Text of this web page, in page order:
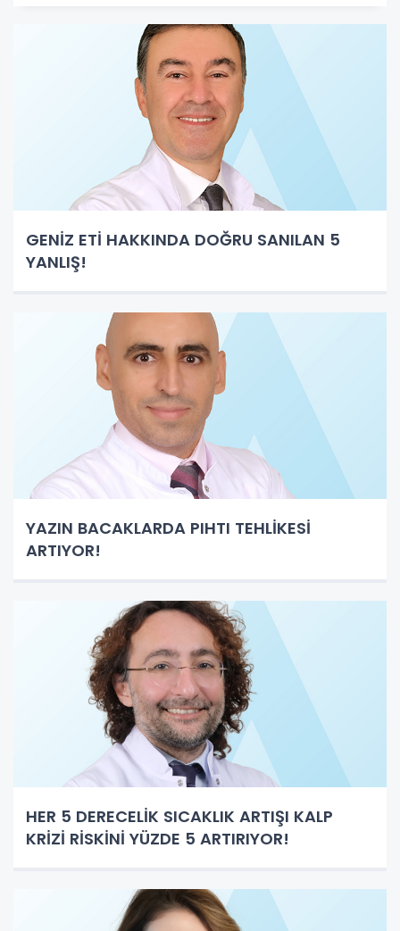
GENİZ ETİ HAKKINDA DOĞRU SANILAN 5
YANLIŞ!
YAZIN BACAKLARDA PIHTI TEHLİKESİ
ARTIYOR!
HER 5 DERECELİK SICAKLIK ARTIŞI KALP
KRİZİ RİSKİNİ YÜZDE 5 ARTIRIYOR!